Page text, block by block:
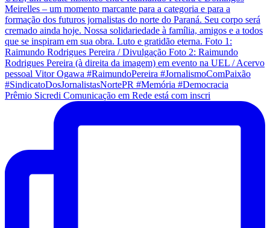
Prêmio Sicredi Comunicação em Rede está com inscri